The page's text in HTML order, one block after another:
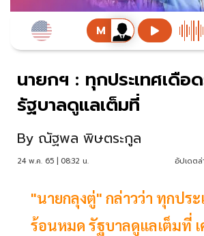
นายกฯ : ทุกประเทศเดือ
รัฐบาลดูแลเต็มที่
By ณัฐพล พิษตระกูล
24 พ.ค. 65 | 08:32 น. อัปเดต
"นายกลุงตู่" กล่าวว่า ทุกประ
ร้อนหมด รัฐบาลดูแลเต็มที่